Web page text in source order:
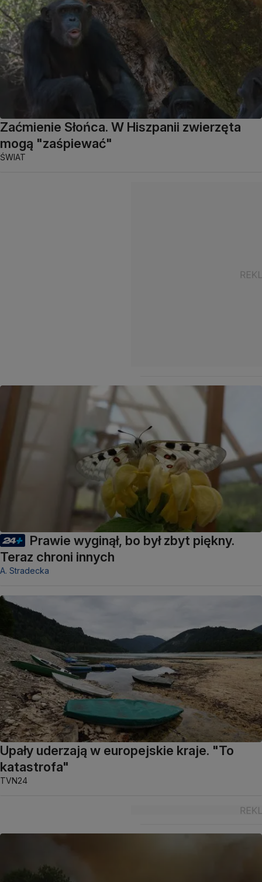
Zaćmienie Słońca. W Hiszpanii zwierzęta
mogą "zaśpiewać"
ŚWIAT
Prawie wyginął, bo był zbyt piękny.
Teraz chroni innych
A. Stradecka
Upały uderzają w europejskie kraje. "To
katastrofa"
TVN24